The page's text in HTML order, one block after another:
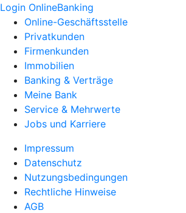
Login OnlineBanking
Online-Geschäftsstelle
Privatkunden
Firmenkunden
Immobilien
Banking & Verträge
Meine Bank
Service & Mehrwerte
Jobs und Karriere
Impressum
Datenschutz
Nutzungsbedingungen
Rechtliche Hinweise
AGB